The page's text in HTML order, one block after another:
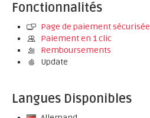
Fonctionnalités
Page de paiement sécurisée
Paiement en 1 clic
Remboursements
Update
Langues Disponibles